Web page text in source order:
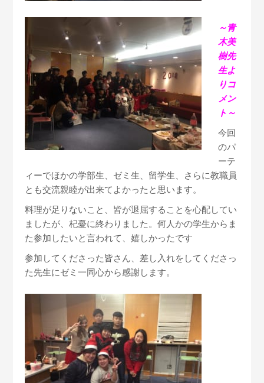
～青
木美
樹先
生よ
りコ
メン
ト～
今回
のパ
ーテ
ィーでほかの学部生、ゼミ生、留学生、さらに教職員
とも交流親睦が出来てよかったと思います。
料理が足りないこと、皆が退屈することを心配してい
ましたが、杞憂に終わりました。何人かの学生からま
た参加したいと言われて、嬉しかったです
参加してくださった皆さん、差し入れをしてくださっ
た先生にゼミ一同心から感謝します。